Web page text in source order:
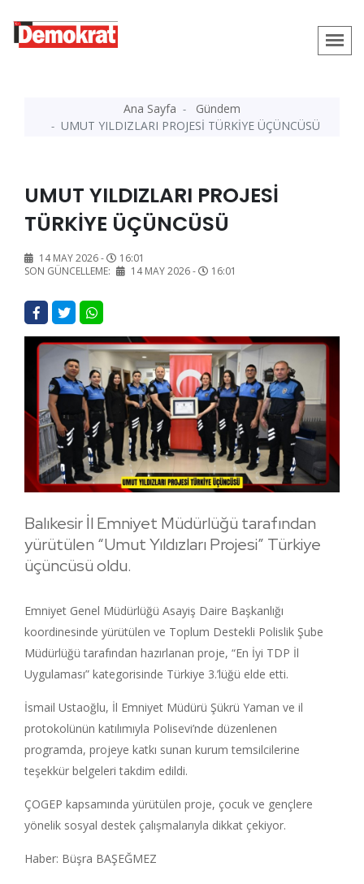
Ana Sayfa
Gündem
UMUT YILDIZLARI PROJESİ TÜRKİYE ÜÇÜNCÜSÜ
UMUT YILDIZLARI PROJESİ
TÜRKİYE ÜÇÜNCÜSÜ
14 MAY 2026 -
16:01
SON GÜNCELLEME:
14 MAY 2026 - 16:01
Balıkesir İl Emniyet Müdürlüğü tarafından
yürütülen “Umut Yıldızları Projesi” Türkiye
üçüncüsü oldu.
Emniyet Genel Müdürlüğü Asayiş Daire Başkanlığı
koordinesinde yürütülen ve Toplum Destekli Polislik Şube
Müdürlüğü tarafından hazırlanan proje, “En İyi TDP İl
Uygulaması” kategorisinde Türkiye 3.’lüğü elde etti.
İsmail Ustaoğlu, İl Emniyet Müdürü Şükrü Yaman ve il
protokolünün katılımıyla Polisevi’nde düzenlenen
programda, projeye katkı sunan kurum temsilcilerine
teşekkür belgeleri takdim edildi.
ÇOGEP kapsamında yürütülen proje, çocuk ve gençlere
yönelik sosyal destek çalışmalarıyla dikkat çekiyor.
Haber: Büşra BAŞEĞMEZ